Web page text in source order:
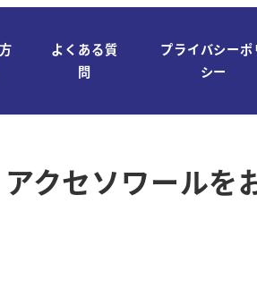
よくある質
問
プライバシーポ
シー
クセソワールを